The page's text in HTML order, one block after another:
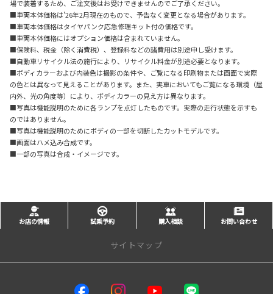
場で装着するため、ご注文後はお受けできませんのでご了承ください。
■車両本体価格は'26年2月現在のもので、予告なく変更となる場合があります。
■車両本体価格はタイヤパンク応急修理キット付の価格です。
■車両本体価格にはオプション価格は含まれていません。
■保険料、税金（除く消費税）、登録料などの諸費用は別途申し受けます。
■自動車リサイクル法の施行により、リサイクル料金が別途必要となります。
■ボディカラーおよび内装色は撮影の条件や、ご覧になる印刷物または画面で実際
の色とは異なって見えることがあります。また、実車においてもご覧になる環境（屋
内外、光の角度等）により、ボディカラーの見え方は異なります。
■写真は機能説明のために各ランプを点灯したものです。実際の走行状態を示すも
のではありません。
■写真は機能説明のためにボディの一部を切断したカットモデルです。
■画面はハメ込み合成です。
■一部の写真は合成・イメージです。
お店の情報 試乗予約 購入相談 お問い合わせ
サイトマップ